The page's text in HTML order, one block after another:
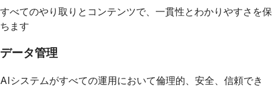
すべてのやり取りとコンテンツで、一貫性とわかりやすさを保
ちます
データ管理
AIシステムがすべての運用において倫理的、安全、信頼でき